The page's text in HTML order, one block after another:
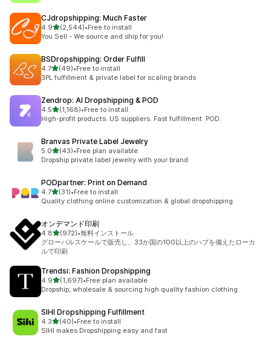
CJdropshipping: Much Faster
4.95つ星中
(2,544)
合計レビュー数：2544件
•Free to install
You Sell - We source and ship for you!
BSDropshipping: Order Fulfill
4.75つ星中
(49)
合計レビュー数：49件
•Free to install
3PL fulfillment & private label for scaling brands
Zendrop: AI Dropshipping & POD
4.55つ星中
(1,168)
合計レビュー数：1168件
•Free to install
High-profit products. US suppliers. Fast fulfillment. POD.
Branvas Private Label Jewelry
5.05つ星中
(43)
合計レビュー数：43件
•Free plan available
Dropship private label jewelry with your brand
PODpartner: Print on Demand
4.75つ星中
(31)
合計レビュー数：31件
•Free to install
Quality clothing online customization & global dropshipping
オンデマンド印刷
4.85つ星中
(972)
合計レビュー数：972件
•無料インストール
グローバルスケールで販売し、33か国の100以上のハブを備えたローカ
ルで印刷
Trendsi: Fashion Dropshipping
4.95つ星中
(1,697)
合計レビュー数：1697件
•Free plan available
Dropship, wholesale & sourcing high quality fashion clothing
SIHI Dropshipping Fulfillment
4.35つ星中
(40)
合計レビュー数：40件
•Free to install
SIHI makes Dropshipping easy and fast